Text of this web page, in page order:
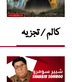
کالم / تجزیہ